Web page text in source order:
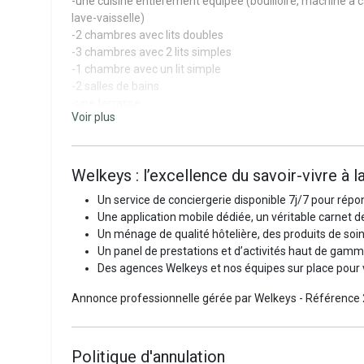
lave-vaisselle)
-2 chambres avec lits doubles
-3 chambres avec 2 lits simples
-1 chambre avec un lit simple
-2 salles de bains
-un grand jardin
-des rangements
-climatisation
-TV et Wi-Fi
-place de parking
L’appartement est adapté aux enfants, puisque nous
La qualité Welkeys
Découvrez l'art français de bien vivre en vacances avec
→ Avant votre séjour, nos experts Welkeys vous
Voir plus
Welkeys : l’excellence du savoir-vivre à
Un service de conciergerie disponible 7j/7 pour
Une application mobile dédiée, un véritable carnet
Un ménage de qualité hôtelière, des produits de
Un panel de prestations et d’activités haut de
Des agences Welkeys et nos équipes sur place
Annonce professionnelle gérée par Welkeys - Référence
Politique d'annulation